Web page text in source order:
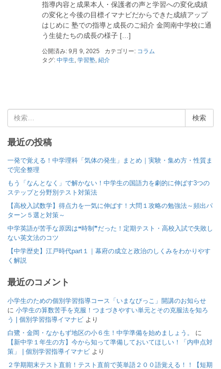
指導内容と成果本人・保護者の声と学習への変化成績
の変化と今後の目標イマナビだからできた成績アップ
はじめに 塾での指導と成長のご紹介 金岡南中学校に通
う生徒たちの成長の様子 […]
公開済み: 9月 9, 2025 カテゴリー: コラム
タグ: 中学生 学習塾 紹介
検
最近の投稿
一発で覚える！中学理科「気体の発生」まとめ｜実験・集め方・性質ま
で完全整理
もう「なんとなく」で解かない！中学生の国語力を劇的に伸ばす3つの
ステップと分野別テスト対策法
【高校入試数学】得点力を一気に伸ばす！大問１攻略の勉強法～頻出パ
ターン５選と対策～
中学英語が苦手な原因は❝時制❞だった！定期テスト・高校入試で失敗し
ない英文法のコツ
【中学歴史】江戸時代part１｜幕府の成立と政治のしくみをわかりやす
く解説
最近のコメント
小学生のための個別学習指導コース「いまなびっこ」開講のお知らせ
に 小学生の算数苦手を克服！つまづきやすい単元とその克服法を知ろ
う | 個別学習指導イマナビ より
白鷺・金岡・なかもず地区の小６生！中学準備を始めましょう。
に
【新中学１年生の方】今から知って準備しておいてほしい！「内申点対
策」 | 個別学習指導イマナビ より
２学期期末テスト直前！テスト直前で英単語２００語覚える！！【短期